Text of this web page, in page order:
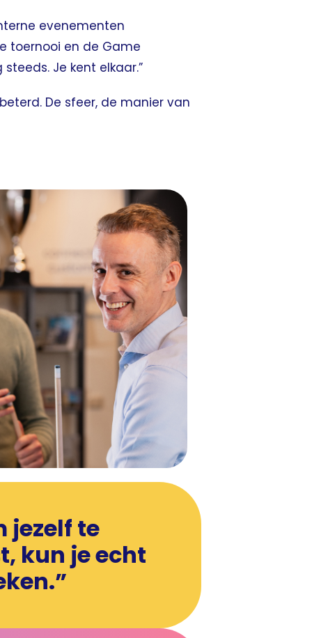
evenementen
toernooi en de Game
Je kent elkaar.”
De sfeer, de manier van
jezelf te
kun je echt